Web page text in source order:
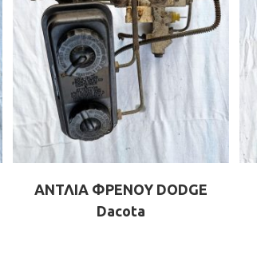
ΑΝΤΛΙΑ ΦΡΕΝΟΥ DODGE
Dacota